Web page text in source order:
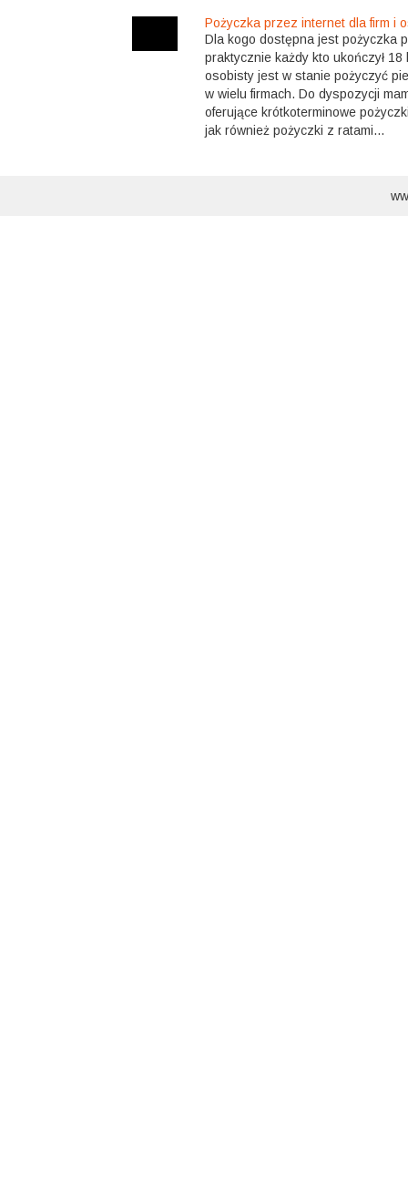
Pożyczka przez internet dla firm i
Dla kogo dostępna jest pożyczka
praktycznie każdy kto ukończył
osobisty jest w stanie pożyczyć
w wielu firmach. Do dyspozycji
oferujące krótkoterminowe
jak również pożyczki z ratami...